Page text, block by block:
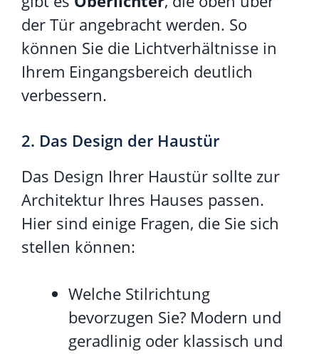
der Tür angebracht werden. So
können Sie die Lichtverhältnisse in
Ihrem Eingangsbereich deutlich
verbessern.
2. Das Design der Haustür
Das Design Ihrer Haustür sollte zur
Architektur Ihres Hauses passen.
Hier sind einige Fragen, die Sie sich
stellen können:
Welche Stilrichtung
bevorzugen Sie? Modern und
geradlinig oder klassisch und